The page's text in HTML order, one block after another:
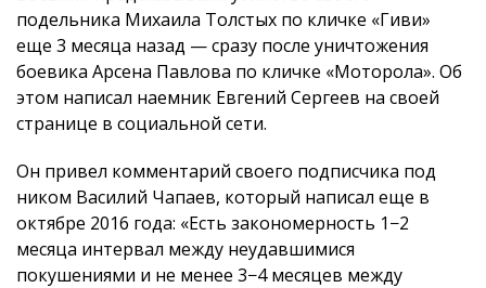
подельника Михаила Толстых по кличке «Гиви»
еще 3 месяца назад — сразу после уничтожения
боевика Арсена Павлова по кличке «Моторола». Об
этом написал наемник Евгений Сергеев на своей
странице в социальной сети.
Он привел комментарий своего подписчика под
ником Василий Чапаев, который написал еще в
октябре 2016 года: «Есть закономерность 1−2
месяца интервал между неудавшимися
покушениями и не менее 3−4 месяцев между